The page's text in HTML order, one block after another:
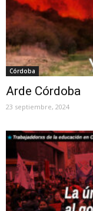
Córdoba
Arde Córdoba
23 septiembre, 2024